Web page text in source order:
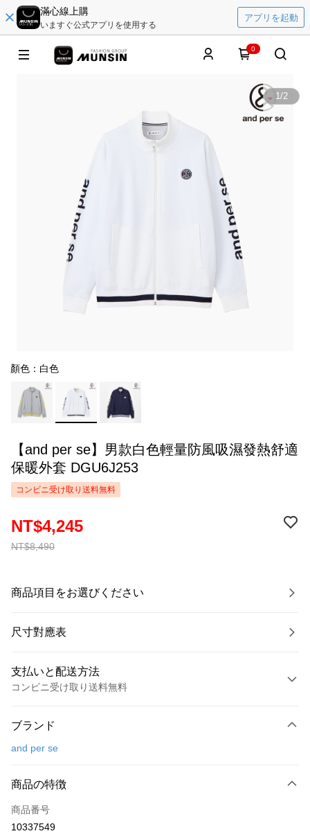
滿心線上購
いますぐ公式アプリを使用する
アプリを起動
0
1/2
顏色：白色
【and per se】男款白色輕量防風吸濕發熱舒適
保暖外套 DGU6J253
コンビニ受け取り送料無料
NT$8,490
NT$4,245
商品項目をお選びください
尺寸對應表
支払いと配送方法
コンビニ受け取り送料無料
クレジットカード1回払い
LINE Pay
Apple Pay
ブランド
and per se
商品の特徴
商品番号
10337549